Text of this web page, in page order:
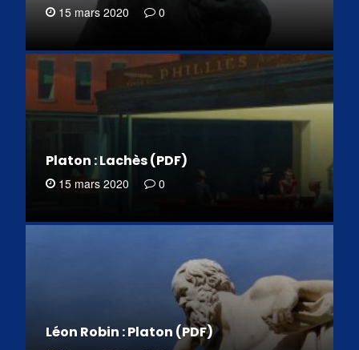
15 mars 2020 0
Platon : Lachès (PDF)
15 mars 2020 0
Léon Robin : Platon (PDF)